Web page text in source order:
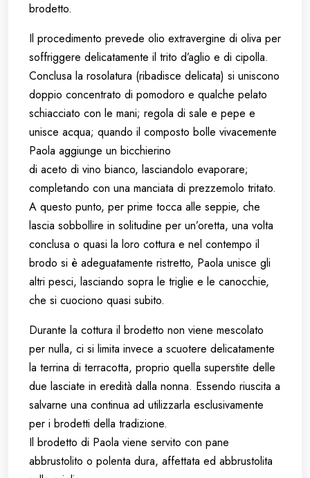
brodetto.
Il procedimento prevede olio extravergine di oliva per
soffriggere delicatamente il trito d’aglio e di cipolla.
Conclusa la rosolatura (ribadisce delicata) si uniscono
doppio concentrato di pomodoro e qualche pelato
schiacciato con le mani; regola di sale e pepe e
unisce acqua; quando il composto bolle vivacemente
Paola aggiunge un bicchierino
di aceto di vino bianco, lasciandolo evaporare;
completando con una manciata di prezzemolo tritato.
A questo punto, per prime tocca alle seppie, che
lascia sobbollire in solitudine per un’oretta, una volta
conclusa o quasi la loro cottura e nel contempo il
brodo si è adeguatamente ristretto, Paola unisce gli
altri pesci, lasciando sopra le triglie e le canocchie,
che si cuociono quasi subito.
Durante la cottura il brodetto non viene mescolato
per nulla, ci si limita invece a scuotere delicatamente
la terrina di terracotta, proprio quella superstite delle
due lasciate in eredità dalla nonna. Essendo riuscita a
salvarne una continua ad utilizzarla esclusivamente
per i brodetti della tradizione.
Il brodetto di Paola viene servito con pane
abbrustolito o polenta dura, affettata ed abbrustolita